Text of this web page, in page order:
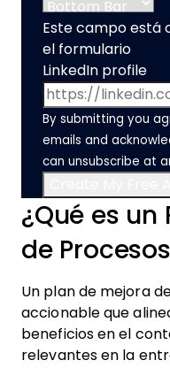
Este campo está
el formulario
LinkedIn profile
By submitting you
emails and
can unsubscribe at
¿Qué es un
de
Un plan de mejora
accionable que
beneficios en el
relevantes en la